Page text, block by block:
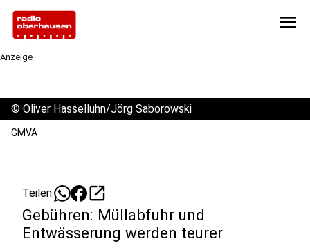
menu
Anzeige
© Oliver Hasselluhn/Jörg Saborowski
GMVA
Teilen: open_in_new
Gebühren: Müllabfuhr und
Entwässerung werden teurer